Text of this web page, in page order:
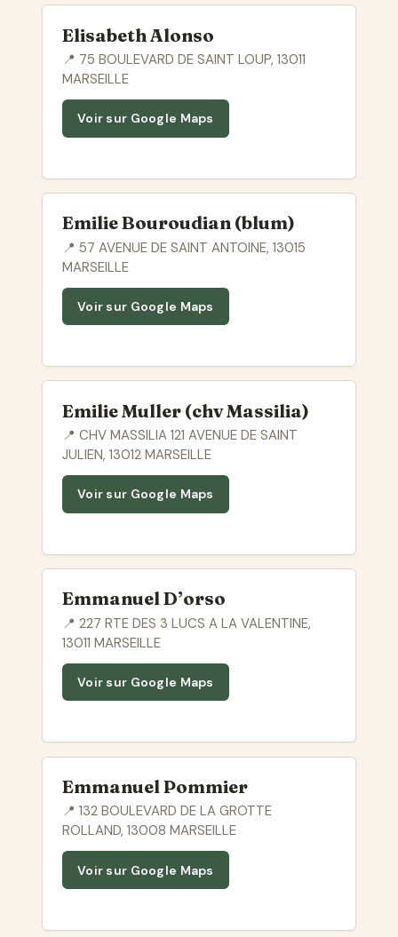
Elisabeth Alonso
📍 75 BOULEVARD DE SAINT LOUP, 13011
MARSEILLE
Voir sur Google Maps
Emilie Bouroudian (blum)
📍 57 AVENUE DE SAINT ANTOINE, 13015
MARSEILLE
Voir sur Google Maps
Emilie Muller (chv Massilia)
📍 CHV MASSILIA 121 AVENUE DE SAINT
JULIEN, 13012 MARSEILLE
Voir sur Google Maps
Emmanuel D’orso
📍 227 RTE DES 3 LUCS A LA VALENTINE,
13011 MARSEILLE
Voir sur Google Maps
Emmanuel Pommier
📍 132 BOULEVARD DE LA GROTTE
ROLLAND, 13008 MARSEILLE
Voir sur Google Maps